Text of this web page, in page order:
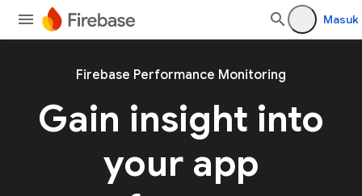
Masuk
Firebase Performance Monitoring
Gain insight into
your app